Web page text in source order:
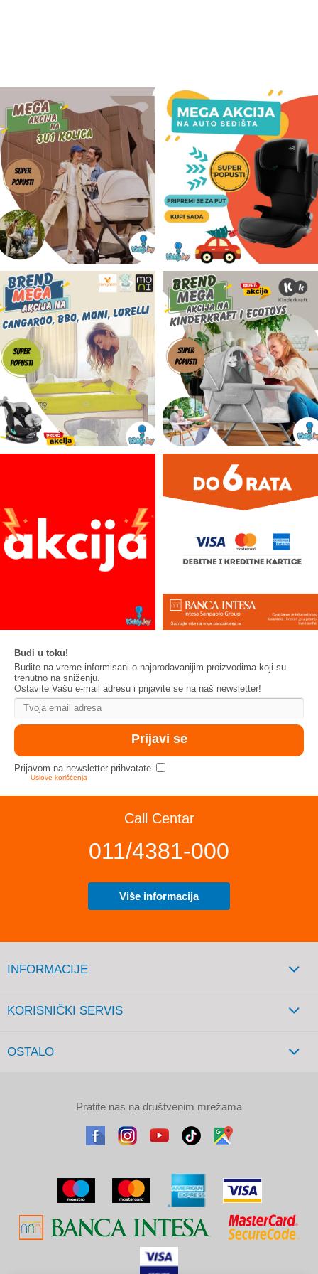
AKCIJA
Prodavnica
Call Centar
011 438 1 000
Budi u toku!
Budite na vreme informisani o najprodavanijim proizvodima koji su
trenutno na sniženju.
Ostavite Vašu e-mail adresu i prijavite se na naš newsletter!
Prijavom na newsletter prihvatate
Uslove korišćenja
Call Centar
011/4381-000
Više informacija
INFORMACIJE
KORISNIČKI SERVIS
OSTALO
Pratite nas na društvenim mrežama